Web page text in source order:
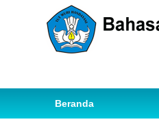
Beranda